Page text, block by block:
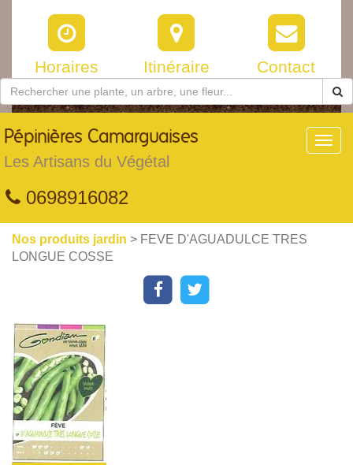
Horaires Itinéraire Contact
Pépinières Camarguaises
Les Artisans du Végétal
0698916082
Nos produits jardin > FEVE D'AGUADULCE TRES
LONGUE COSSE